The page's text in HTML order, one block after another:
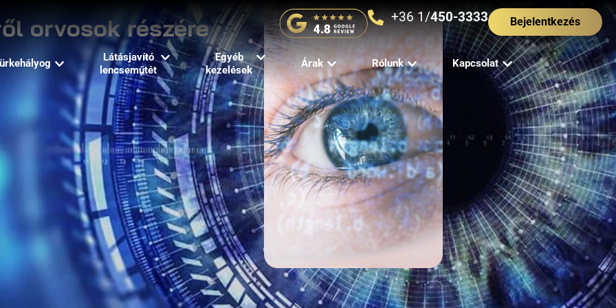
+36 1/450-3333 Bejelentkezés
Látásjavító
lencseműtét
Egyéb
kezelések
Árak Rólunk Kapcsolat
orvosok részére